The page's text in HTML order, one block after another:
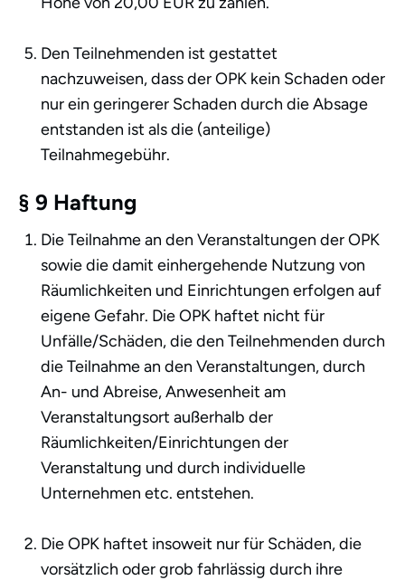
Den Teilnehmenden ist gestattet
nachzuweisen, dass der OPK kein Schaden oder
nur ein geringerer Schaden durch die Absage
entstanden ist als die (anteilige)
Teilnahmegebühr.
§ 9 Haftung
Die Teilnahme an den Veranstaltungen der OPK
sowie die damit einhergehende Nutzung von
Räumlichkeiten und Einrichtungen erfolgen auf
eigene Gefahr. Die OPK haftet nicht für
Unfälle/Schäden, die den Teilnehmenden durch
die Teilnahme an den Veranstaltungen, durch
An- und Abreise, Anwesenheit am
Veranstaltungsort außerhalb der
Räumlichkeiten/Einrichtungen der
Veranstaltung und durch individuelle
Unternehmen etc. entstehen.
Die OPK haftet insoweit nur für Schäden, die
vorsätzlich oder grob fahrlässig durch ihre